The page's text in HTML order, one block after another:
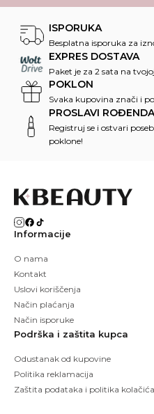
ISPORUKA
Besplatna isporuka za
EXPRES DOSTAVA
Paket je za 2 sata na
POKLON
Svaka kupovina znači i
PROSLAVI
Registruj se i ostvari
poklone!
Informacije
O nama
Kontakt
Uslovi koriščenja
Način plaćanja
Način isporuke
Podrška i zaštita kupca
Odustanak od kupovine
Politika reklamacija
Zaštita podataka i politika kolačića